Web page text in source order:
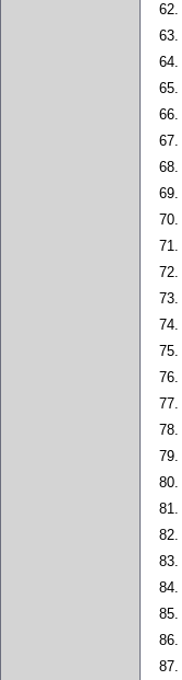
62.
63.
64.
65.
66.
67.
68.
69.
70.
71.
72.
73.
74.
75.
76.
77.
78.
79.
80.
81.
82.
83.
84.
85.
86.
87.